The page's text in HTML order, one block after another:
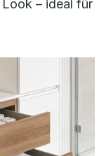
– ideal für